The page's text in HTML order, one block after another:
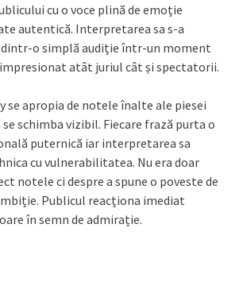
cu o voce plină de emoție
autentică. Interpretarea sa s-a
o simplă audiție într-un moment
atât juriul cât și spectatorii.
se apropia de notele înalte ale piesei
schimba vizibil. Fiecare frază purta o
puternică iar interpretarea sa
cu vulnerabilitatea. Nu era doar
notele ci despre a spune o poveste de
Publicul reacționa imediat
în semn de admirație.